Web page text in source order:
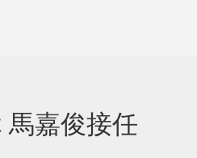
馬嘉俊接任